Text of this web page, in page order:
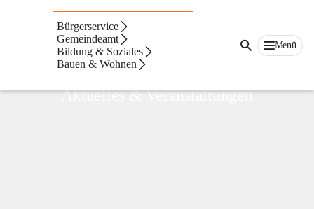
Bürgerservice
Gemeindeamt
Bildung & Soziales
Bauen & Wohnen
Menü
Aktuelles & Veranstaltungen